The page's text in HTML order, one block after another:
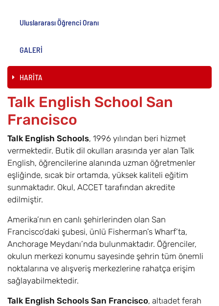
Uluslararası Öğrenci Oranı
GALERİ
HARİTA
Talk English School San
Francisco
Talk English Schools, 1996 yılından beri hizmet
vermektedir. Butik dil okulları arasında yer alan Talk
English, öğrencilerine alanında uzman öğretmenler
eşliğinde, sıcak bir ortamda, yüksek kaliteli eğitim
sunmaktadır. Okul, ACCET tarafından akredite
edilmiştir.
Amerika’nın en canlı şehirlerinden olan San
Francisco’daki şubesi, ünlü Fisherman’s Wharf’ta,
Anchorage Meydanı’nda bulunmaktadır. Öğrenciler,
okulun merkezi konumu sayesinde şehrin tüm önemli
noktalarına ve alışveriş merkezlerine rahatça erişim
sağlayabilmektedir.
Talk English Schools San Francisco, altıadet ferah